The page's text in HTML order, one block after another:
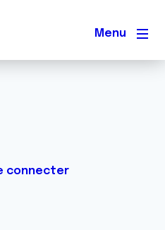
Menu
connecter